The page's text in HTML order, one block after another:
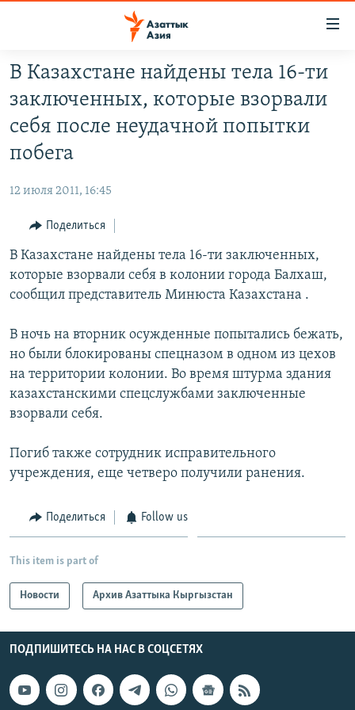
Вернуться
основному
содержанию
Вернутся
Вернутся
поиску
КАЗАХСТАН
КЫРГЫЗСТАН
ТАДЖИКИСТАН
НОВОСТИ
ВОЙНА В УКРАИНЕ
КЫРГЫЗЧА
ЎЗБЕКЧА
ТОҶИКӢ
Все сайты РСЕ/РС
В Казахстане найдены тела 16-ти
заключенных, которые взорвали
себя после неудачной попытки
побега
12 июля 2011, 16:45
Поделиться
В Казахстане найдены тела 16-ти заключенных,
которые взорвали себя в колонии города Балхаш,
сообщил представитель Минюста Казахстана .
В ночь на вторник осужденные попытались бежать,
но были блокированы спецназом в одном из цехов
на территории колонии. Во время штурма здания
казахстанскими спецслужбами заключенные
взорвали себя.
Погиб также сотрудник исправительного
учреждения, еще четверо получили ранения.
Поделиться Follow us
This item is part of
Новости Архив Азаттыка Кыргызстан
ПОДПИШИТЕСЬ НА НАС В СОЦСЕТЯХ